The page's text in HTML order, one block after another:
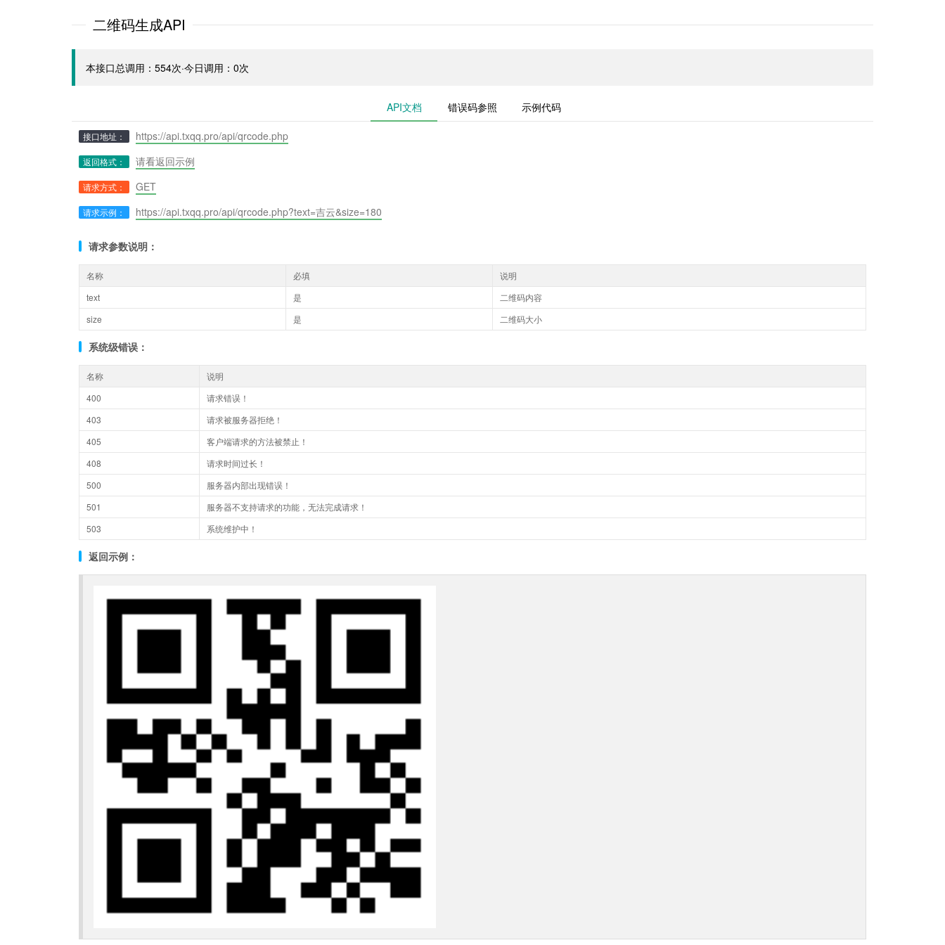
二维码生成API
本接口总调用：554次·今日调用：0次
API文档 错误码参照 示例代码
接口地址： https://api.txqq.pro/api/qrcode.php
返回格式： 请看返回示例
请求方式： GET
请求示例： https://api.txqq.pro/api/qrcode.php?text=吉云&size=180
请求参数说明：
名称 必填
说明
text
是
二维码内容
size
是 二维码大小
系统级错误：
名称
说明
400
请求错误！
403
请求被服务器拒绝！
405
客户端请求的方法被禁止！
408
请求时间过长！
500
服务器内部出现错误！
501
服务器不支持请求的功能，无法完成请求！
503
系统维护中！
返回示例：